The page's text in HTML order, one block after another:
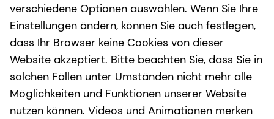
verschiedene Optionen auswählen. Wenn Sie Ihre
Einstellungen ändern, können Sie auch festlegen,
dass Ihr Browser keine Cookies von dieser
Website akzeptiert. Bitte beachten Sie, dass Sie in
solchen Fällen unter Umständen nicht mehr alle
Möglichkeiten und Funktionen unserer Website
nutzen können. Videos und Animationen merken